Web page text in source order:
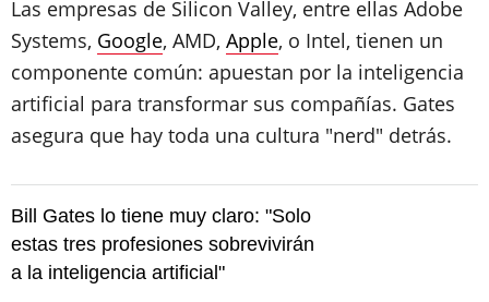
Las empresas de Silicon Valley, entre ellas Adobe
Systems, Google, AMD, Apple, o Intel, tienen un
componente común: apuestan por la inteligencia
artificial para transformar sus compañías. Gates
asegura que hay toda una cultura "nerd" detrás.
Bill Gates lo tiene muy claro: "Solo
estas tres profesiones sobrevivirán
a la inteligencia artificial"